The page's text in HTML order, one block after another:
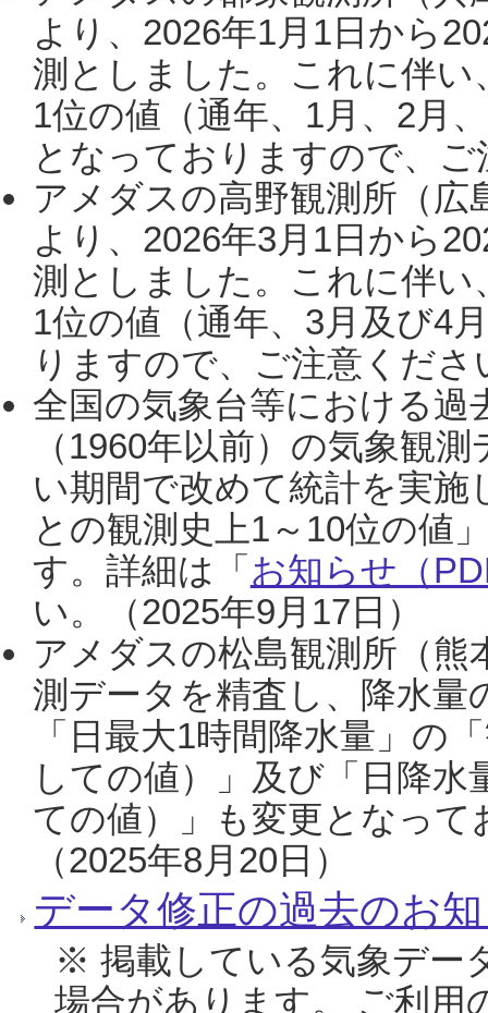
より、2026年1月1日から
測としました。これに伴い
1位の値（通年、1月、2月
となっておりますので、
アメダスの高野観測所（
より、2026年3月1日から
測としました。これに伴い
1位の値（通年、3月及び4
りますので、ご注意くだ
全国の気象台等における過
（1960年以前）の気象観
い期間で改めて統計を実
との観測史上1～10位の値
す。詳細は「 お知らせ（
い。（2025年9月17日）
アメダスの松島観測所（熊
測データを精査し、降水
「日最大1時間降水量」の
しての値）」及び「日降
ての値）」も変更となっ
（2025年8月20日）
データ修正の過去のお
※ 掲載している気象デー
場合があります。 ご利用